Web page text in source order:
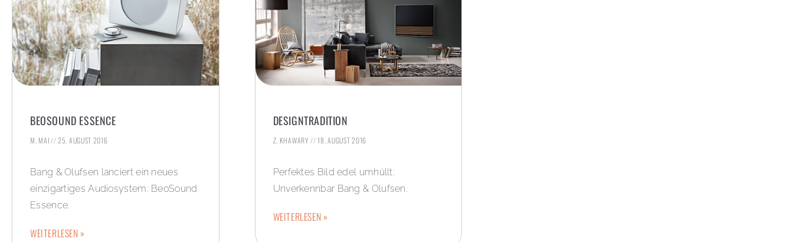
BEOSOUND ESSENCE
M. MAI 25. AUGUST 2016
Bang & Olufsen lanciert ein neues
einzigartiges Audiosystem: BeoSound
Essence.
WEITERLESEN »
DESIGNTRADITION
Z. KHAWARY 18. AUGUST 2016
Perfektes Bild edel umhüllt:
Unverkennbar Bang & Olufsen.
WEITERLESEN »